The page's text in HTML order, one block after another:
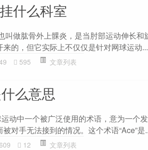
什么科室
叫做肱骨外上髁炎，是当肘部运动伸长
的，但它实际上不仅仅是针对网球运动...
595 文章列表
么意思
动中一个被广泛使用的术语，意为一个
对手无法接到的情况。这个术语“Ace”是
12 文章列表